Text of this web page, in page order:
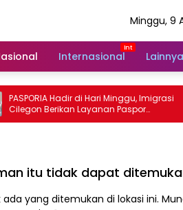
Minggu, 9
Internasional Lainnya
Hadir di Hari Minggu, Imigrasi
Berikan Layanan Paspor
Cek Kesehatan Gratis
itu tidak dapat
yang ditemukan di lokasi ini.